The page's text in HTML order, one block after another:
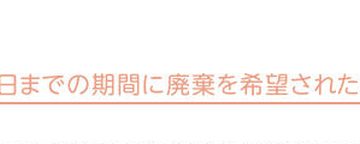
での期間に廃棄を希望され